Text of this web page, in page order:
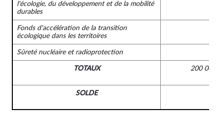
l'écologie, du développement et de la mobilité
durables
Fonds d'accélération de la transition
écologique dans les territoires
Sûreté nucléaire et radioprotection
TOTAUX 200 000
SOLDE